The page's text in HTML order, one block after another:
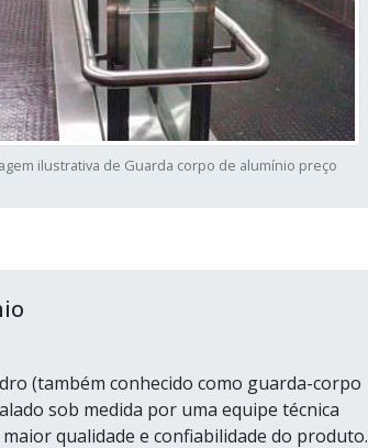
ilustrativa de Guarda corpo de alumínio preço
(também conhecido como guarda-corpo
sob medida por uma equipe técnica
qualidade e confiabilidade do produto.